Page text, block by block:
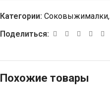
Категории: Соковыжималки,
Поделиться:
Похожие товары